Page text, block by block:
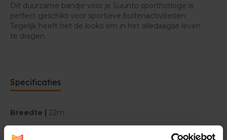
Dit duurzame bandje voor je Suunto sporthorloge is
perfect geschikt voor sportieve buitenactiviteiten.
Tegelijk heeft het de looks om in het alledaagse leven
te dragen.
Specificaties
Breedte | 22m
Gewicht |